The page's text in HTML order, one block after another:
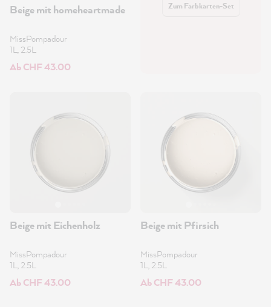
Beige mit homeheartmade
MissPompadour
1L, 2.5L
Ab CHF 43.00
Zum Farbkarten-Set
Beige mit Eichenholz
MissPompadour
1L, 2.5L
Ab CHF 43.00
Beige mit Pfirsich
MissPompadour
1L, 2.5L
Ab CHF 43.00